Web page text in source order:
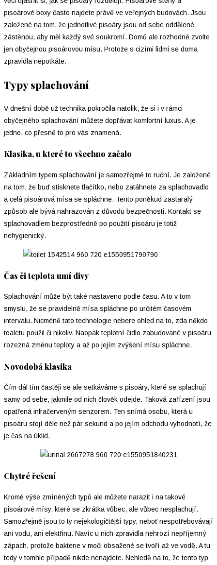
pisoárové boxy často najdete právě ve veřejných budovách. Jsou
založené na tom, že jednotlivé pisoáry jsou od sebe oddělené
zástěnou, aby měl každý své soukromí. Domů ale rozhodně zvolte
jen obyčejnou pisoárovou mísu. Protože s cizími lidmi se doma
zpravidla nepotkáte.
Typy splachování
V dnešní době už technika pokročila natolik, že si i v rámci
obyčejného splachování můžete dopřávat komfortní luxus. A je
jedno, co přesně to pro vás znamená.
Klasika, u které to všechno začalo
Základním typem splachování je samozřejmě to ruční. Je založené
na tom, že buď stisknete tlačítko, nebo zatáhnete za splachovadlo
a celá pisoárová mísa se spláchne. Tento poněkud zastaralý
způsob ale bývá nahrazován z důvodu bezpečnosti. Kontakt se
splachovadlem bezprostředně po použití pisoáru je totiž
nehygienický.
Čas či teplota umí divy
Splachování může být také nastaveno podle času. A to v tom
smyslu, že se pravidelně mísa spláchne po určitém časovém
intervalu. Nicméně tato technologie nebere ohled na to, zda někdo
toaletu použil či nikoliv. Naopak teplotní čidlo zabudované v pisoáru
rozezná změnu teploty a až po jejím zvýšení mísu spláchne.
Novodobá klasika
Čím dál tím častěji se ale setkáváme s pisoáry, které se splachují
samy od sebe, jakmile od nich člověk odejde. Taková zařízení jsou
opatřená infračerveným senzorem. Ten snímá osobu, která u
pisoáru stojí déle než pár sekund a po jejím odchodu vyhodnotí, že
je čas na úklid.
Chytré řešení
Kromě výše zmíněných typů ale můžete narazit i na takové
pisoárové mísy, které se zkrátka vůbec, ale vůbec nesplachují.
Samozřejmě jsou to ty nejekologičtější typy, neboť nespotřebovávají
ani vodu, ani elektřinu. Navíc u nich zpravidla nehrozí nepříjemný
zápach, protože bakterie v moči obsažené se tvoří až ve vodě. A tu
tedy v tomhle případě nikde nenajdete. Nehledě na to, že tento typ